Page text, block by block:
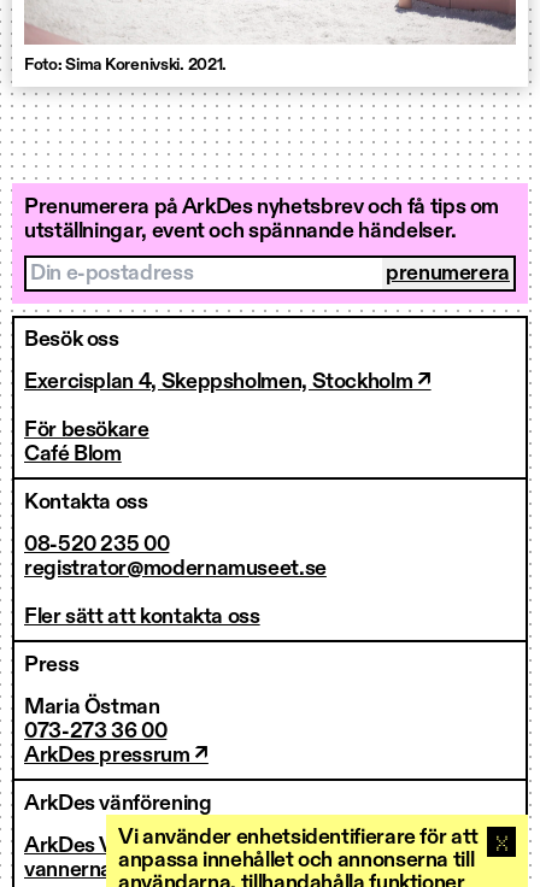
Vi använder enhetsidentifierare för att
anpassa innehållet och annonserna till
Foto: Sima Korenivski. 2021.
Prenumerera på ArkDes nyhetsbrev och få tips om
utställningar, event och spännande händelser.
Din e-postadress
Besök oss
Exercisplan 4, Skeppsholmen, Stockholm ↗
För besökare
Café Blom
Kontakta oss
08-520 235 00
registrator@modernamuseet.se
Fler sätt att kontakta oss
Press
Maria Östman
073-273 36 00
ArkDes pressrum ↗
ArkDes vänförening
ArkDes Vänner
vannerna@arkdes.se